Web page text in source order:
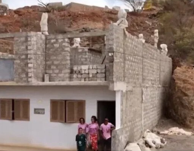
도’
볶
음
의
위
력
ㅋ
ㅋ
08.04
축구무료중계도 합법적인 곳에서 봐야 마…
08.04
중계 정보 확인할 때 출처 꼭 체크해요. 계속 …
08.04
데 축구무료중계도 합법적인 곳에서 봐야 마…
08.04
츠중계 정보 확인할 때 출처 꼭 체크해요. 북…
08.04
계도 합법적인 곳에서 봐야 마음 편해요. 앞으…
08.04
계 볼 때 공식 중계 채널 먼저 찾아봐요. 다음…
08.04
중계도 정식 서비스로 봐야 안전해요. 북마크 해…
08.04
츠무료중계 찾을 때 신뢰할 수 있는 곳만 이용…
08.04
는 합법적인 경로로만 시청하려 해요. 앞으로도 …
권 ·